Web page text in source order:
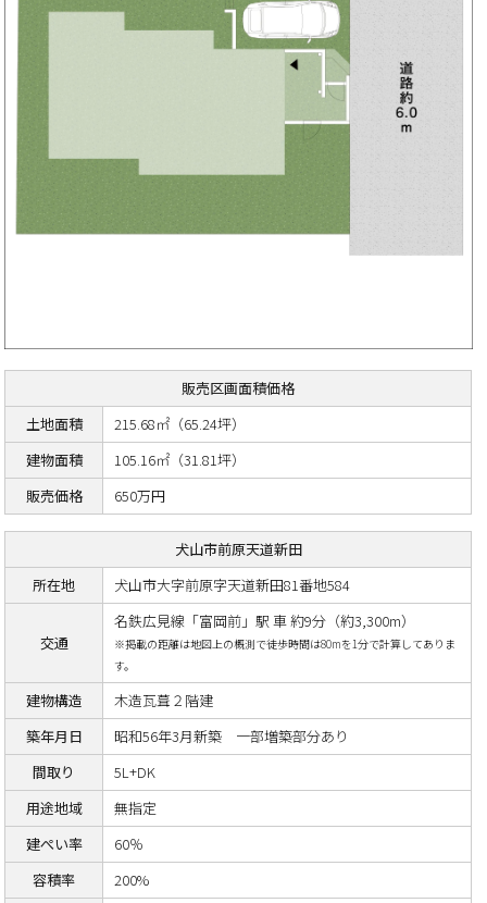
販売区画面積価格
土地面積
215.68㎡（65.24坪）
建物面積
105.16㎡（31.81坪）
販売価格
650万円
犬山市前原天道新田
所在地
犬山市大字前原字天道新田81番地584
交通
名鉄広見線「富岡前」駅 車 約9分（約3,300m）
※掲載の距離は地図上の概測で徒歩時間は80mを1分で計算してありま
す。
建物構造
木造瓦葺２階建
築年月日
昭和56年3月新築 一部増築部分あり
間取り
5L+DK
用途地域
無指定
建ぺい率
60％
容積率
200%